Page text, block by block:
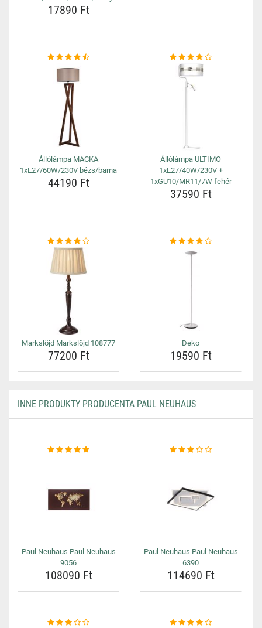
17890 Ft
Állólámpa MACKA
1xE27/60W/230V bézs/barna
44190 Ft
Állólámpa ULTIMO
1xE27/40W/230V +
1xGU10/MR11/7W fehér
37590 Ft
Markslöjd Markslöjd 108777
77200 Ft
Deko
19590 Ft
INNE PRODUKTY PRODUCENTA PAUL NEUHAUS
Paul Neuhaus Paul Neuhaus
9056
108090 Ft
Paul Neuhaus Paul Neuhaus
6390
114690 Ft